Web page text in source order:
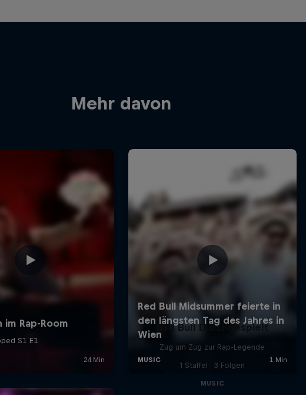
Mehr davon
Red Bull Durchgespielt
Zug um Zug zur Rap-Legende
1 Staffel · 3 Folgen
MUSIC